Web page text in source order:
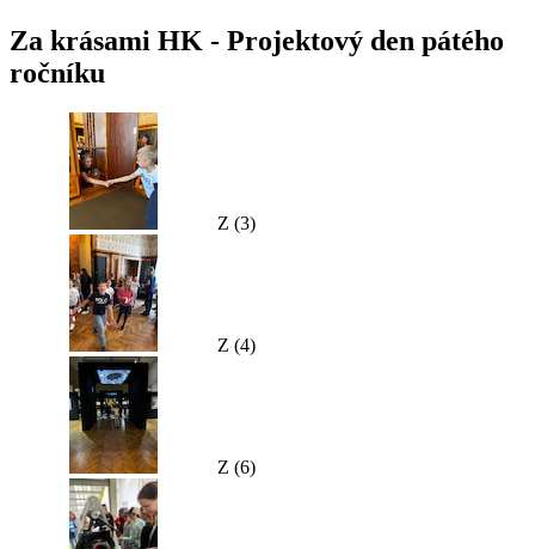
Za krásami HK - Projektový den pátého
ročníku
Z (3)
Z (4)
Z (6)